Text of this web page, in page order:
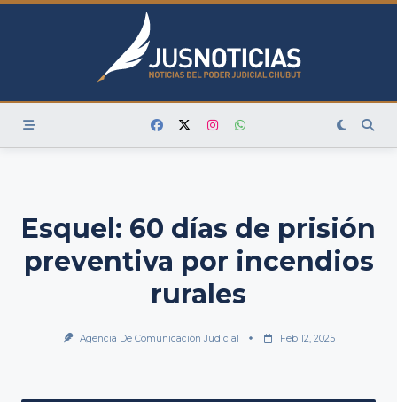
Skip
Esquel: 60 días de prisión
preventiva por incendios
rurales
Agencia De Comunicación Judicial Feb 12, 2025